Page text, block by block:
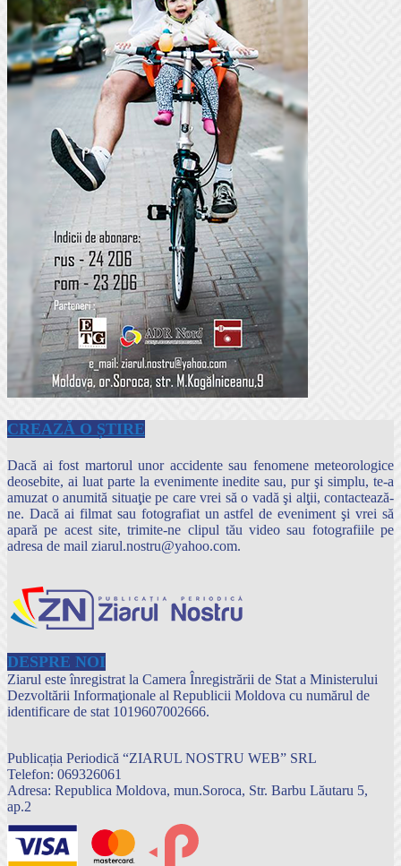
CREAZĂ O ȘTIRE
Dacă ai fost martorul unor accidente sau fenomene meteorologice
deosebite, ai luat parte la evenimente inedite sau, pur şi simplu, te-a
amuzat o anumită situaţie pe care vrei să o vadă şi alţii, contactează-
ne. Dacă ai filmat sau fotografiat un astfel de eveniment şi vrei să
apară pe acest site, trimite-ne clipul tău video sau fotografiile pe
adresa de mail ziarul.nostru@yahoo.com.
DESPRE NOI
Ziarul este înregistrat la Camera Înregistrării de Stat a Ministerului
Dezvoltării Informaţionale al Republicii Moldova cu numărul de
identificare de stat 1019607002666.
Publicația Periodică “ZIARUL NOSTRU WEB” SRL
Telefon: 069326061
Adresa: Republica Moldova, mun.Soroca, Str. Barbu Lăutaru 5,
ap.2